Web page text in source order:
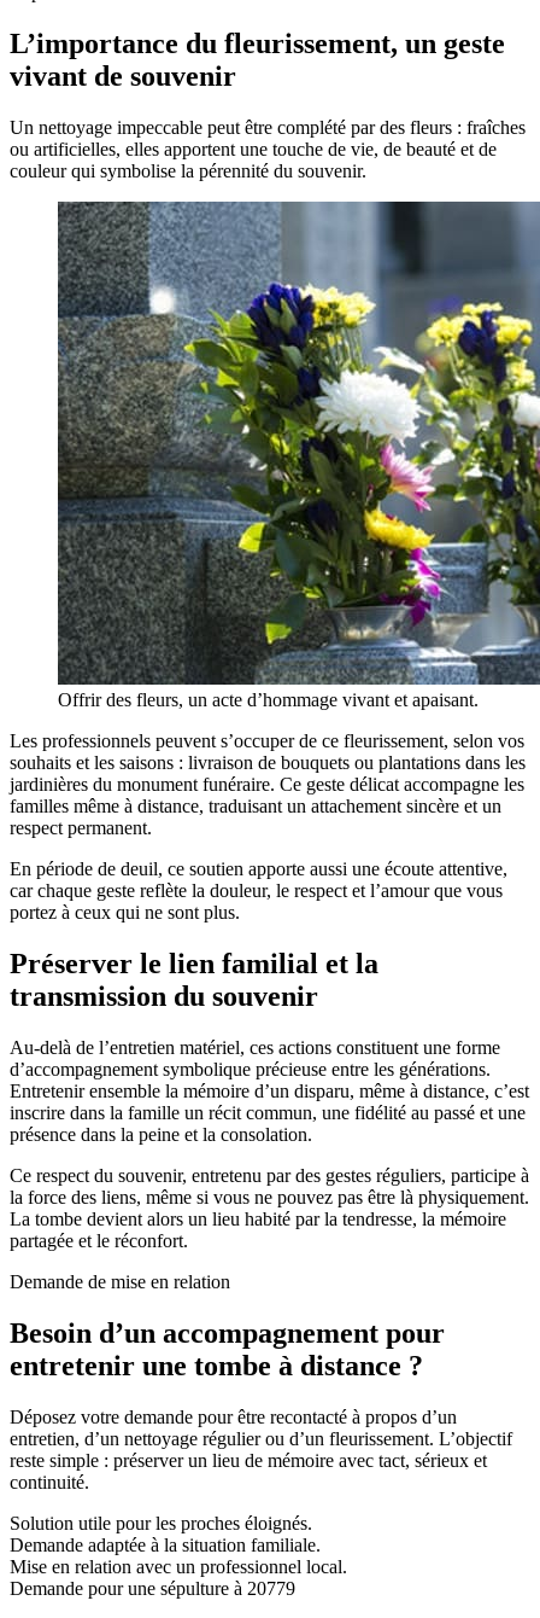
L’importance du fleurissement, un geste
vivant de souvenir
Un nettoyage impeccable peut être complété par des fleurs : fraîches
ou artificielles, elles apportent une touche de vie, de beauté et de
couleur qui symbolise la pérennité du souvenir.
Offrir des fleurs, un acte d’hommage vivant et apaisant.
Les professionnels peuvent s’occuper de ce fleurissement, selon vos
souhaits et les saisons : livraison de bouquets ou plantations dans les
jardinières du monument funéraire. Ce geste délicat accompagne les
familles même à distance, traduisant un attachement sincère et un
respect permanent.
En période de deuil, ce soutien apporte aussi une écoute attentive,
car chaque geste reflète la douleur, le respect et l’amour que vous
portez à ceux qui ne sont plus.
Préserver le lien familial et la
transmission du souvenir
Au-delà de l’entretien matériel, ces actions constituent une forme
d’accompagnement symbolique précieuse entre les générations.
Entretenir ensemble la mémoire d’un disparu, même à distance, c’est
inscrire dans la famille un récit commun, une fidélité au passé et une
présence dans la peine et la consolation.
Ce respect du souvenir, entretenu par des gestes réguliers, participe à
la force des liens, même si vous ne pouvez pas être là physiquement.
La tombe devient alors un lieu habité par la tendresse, la mémoire
partagée et le réconfort.
Demande de mise en relation
Besoin d’un accompagnement pour
entretenir une tombe à distance ?
Déposez votre demande pour être recontacté à propos d’un
entretien, d’un nettoyage régulier ou d’un fleurissement. L’objectif
reste simple : préserver un lieu de mémoire avec tact, sérieux et
continuité.
Solution utile pour les proches éloignés.
Demande adaptée à la situation familiale.
Mise en relation avec un professionnel local.
Demande pour une sépulture à 20779